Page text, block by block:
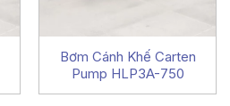
Bơm Cánh Khế Carten
Pump HLP3A-750